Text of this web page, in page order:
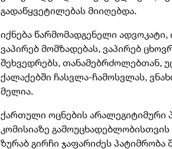
გადაწყვეტილებას მიიღებდა.
იქნება წარმომადგენელი
ვაპირებ მომზადებას, ვაპირებ
შეხვედრებს, თანამებრძოლებთან,
ქალაქებში ჩასვლა-ჩამოსვლას,
მელია.
ქართული ოცნების არალეგიტიმური
კომისიაზე
ზურაბ გირჩი ჯაფარიძეს პატიმრობა